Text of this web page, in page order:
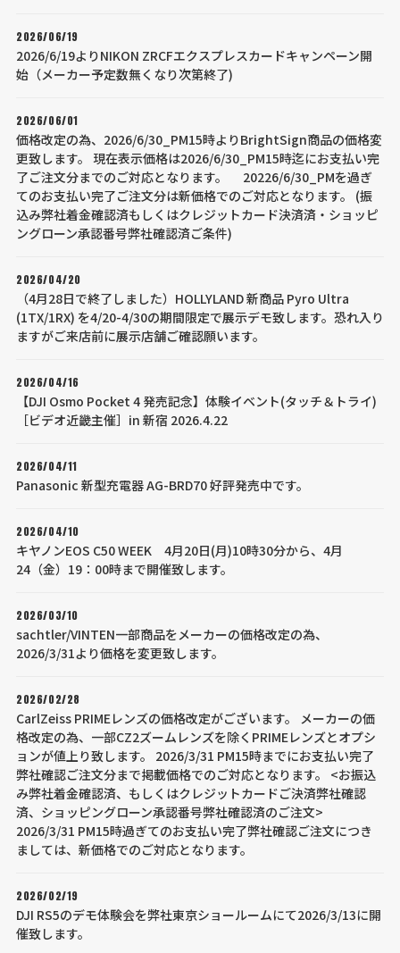
2026/06/19
2026/6/19よりNIKON ZRCFエクスプレスカードキャンペーン開
始（メーカー予定数無くなり次第終了)
2026/06/01
価格改定の為、2026/6/30_PM15時よりBrightSign商品の価格変
更致します。 現在表示価格は2026/6/30_PM15時迄にお支払い完
了ご注文分までのご対応となります。 20226/6/30_PMを過ぎ
てのお支払い完了ご注文分は新価格でのご対応となります。 (振
込み弊社着金確認済もしくはクレジットカード決済済・ショッピ
ングローン承認番号弊社確認済ご条件)
2026/04/20
（4月28日で終了しました）HOLLYLAND 新商品 Pyro Ultra
(1TX/1RX) を4/20-4/30の期間限定で展示デモ致します。恐れ入り
ますがご来店前に展示店舗ご確認願います。
2026/04/16
【DJI Osmo Pocket 4 発売記念】体験イベント(タッチ＆トライ)
［ビデオ近畿主催］in 新宿 2026.4.22
2026/04/11
Panasonic 新型充電器 AG-BRD70 好評発売中です。
2026/04/10
キヤノンEOS C50 WEEK 4月20日(月)10時30分から、4月
24（金）19：00時まで開催致します。
2026/03/10
sachtler/VINTEN一部商品をメーカーの価格改定の為、
2026/3/31より価格を変更致します。
2026/02/28
CarlZeiss PRIMEレンズの価格改定がございます。 メーカーの価
格改定の為、一部CZ2ズームレンズを除くPRIMEレンズとオプシ
ョンが値上り致します。 2026/3/31 PM15時までにお支払い完了
弊社確認ご注文分まで掲載価格でのご対応となります。 <お振込
み弊社着金確認済、もしくはクレジットカードご決済弊社確認
済、ショッピングローン承認番号弊社確認済のご注文>
2026/3/31 PM15時過ぎてのお支払い完了弊社確認ご注文につき
ましては、新価格でのご対応となります。
2026/02/19
DJI RS5のデモ体験会を弊社東京ショールームにて2026/3/13に開
催致します。